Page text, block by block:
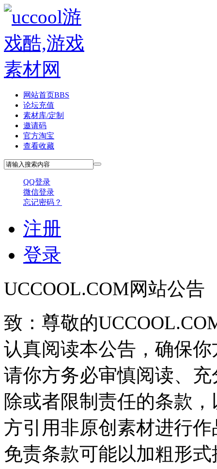
网站首页BBS
论坛充值
素材库/定制
邀请码
官方淘宝
查看收藏
QQ登录
微信登录
忘记密码？
注册
登录
UCCOOL.COM网站公告
致：尊敬的
认真阅读本公告，确保
请你方务必审慎阅读、
除或者限制责任的条款
方引用非原创素材进行
免责条款可能以加粗形